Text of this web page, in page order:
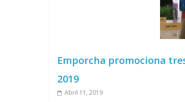
Emporcha promociona
2019
Abril 11, 2019